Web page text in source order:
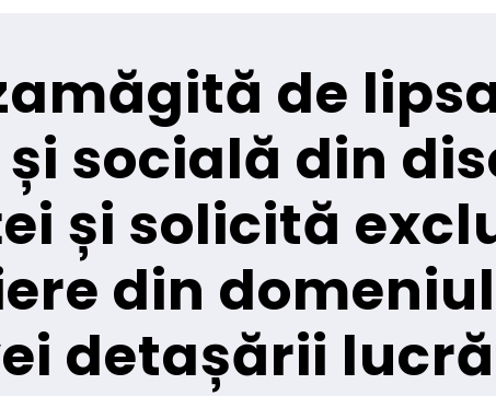
de
socială din
și solicită
din
detașării